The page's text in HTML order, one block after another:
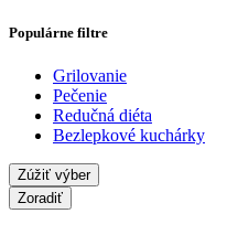
Populárne filtre
Grilovanie
Pečenie
Redučná diéta
Bezlepkové kuchárky
Zúžiť výber
Zoradiť